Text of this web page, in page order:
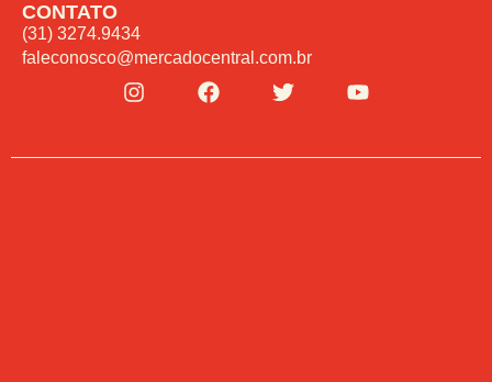
CONTATO
(31) 3274.9434
faleconosco@mercadocentral.com.br